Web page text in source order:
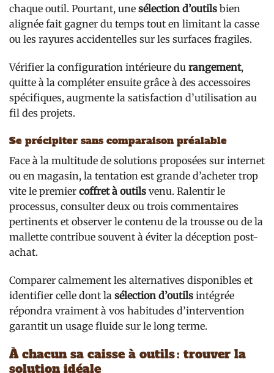
chaque outil. Pourtant, une sélection d’outils bien
alignée fait gagner du temps tout en limitant la casse
ou les rayures accidentelles sur les surfaces fragiles.
Vérifier la configuration intérieure du rangement,
quitte à la compléter ensuite grâce à des accessoires
spécifiques, augmente la satisfaction d’utilisation au
fil des projets.
Se précipiter sans comparaison préalable
Face à la multitude de solutions proposées sur internet
ou en magasin, la tentation est grande d’acheter trop
vite le premier coffret à outils venu. Ralentir le
processus, consulter deux ou trois commentaires
pertinents et observer le contenu de la trousse ou de la
mallette contribue souvent à éviter la déception post-
achat.
Comparer calmement les alternatives disponibles et
identifier celle dont la sélection d’outils intégrée
répondra vraiment à vos habitudes d’intervention
garantit un usage fluide sur le long terme.
À chacun sa caisse à outils : trouver la
solution idéale